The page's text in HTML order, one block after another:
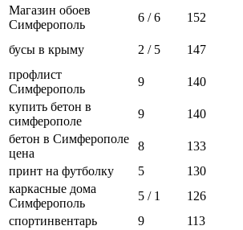
Магазин обоев
Симферополь
6 / 6 152
бусы в крыму 2 / 5 147
профлист
Симферополь
9 140
купить бетон в
симферополе
9 140
бетон в Симферополе
цена
8 133
принт на футболку
5 130
каркасные дома
Симферополь
5 / 1 126
спортинвентарь
9 113